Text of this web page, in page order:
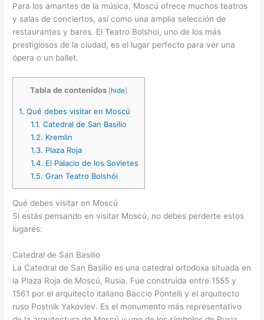
Para los amantes de la música, Moscú ofrece muchos teatros
y salas de conciertos, así como una amplia selección de
restaurantes y bares. El Teatro Bolshoi, uno de los más
prestigiosos de la ciudad, es el lugar perfecto para ver una
ópera o un ballet.
Tabla de contenidos [hide]
1. Qué debes visitar en Moscú
1.1. Catedral de San Basilio
1.2. Kremlin
1.3. Plaza Roja
1.4. El Palacio de los Sovietes
1.5. Gran Teatro Bolshói
Qué debes visitar en Moscú
Si estás pensando en visitar Moscú, no debes perderte estos
lugares:
Catedral de San Basilio
La Catedral de San Basilio es una catedral ortodoxa situada en
la Plaza Roja de Moscú, Rusia. Fue construida entre 1555 y
1561 por el arquitecto italiano Baccio Pontelli y el arquitecto
ruso Postnik Yakovlev. Es el monumento más representativo